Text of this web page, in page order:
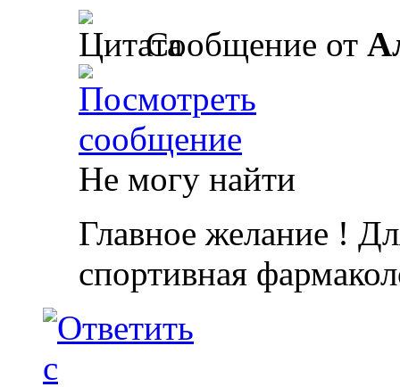
Сообщение от
Не могу найти
Главное желание !
спортивная